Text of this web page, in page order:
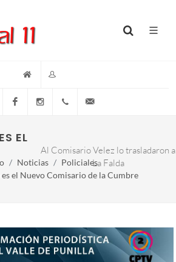
YouTube FacebookInstagram(+54)(9)3548-576073
EL NUEVO COMISARIO DE
Al Comisario Velez lo trasladaron a
La Falda
Noticias
Policiales
es el Nuevo Comisario de la Cumbre